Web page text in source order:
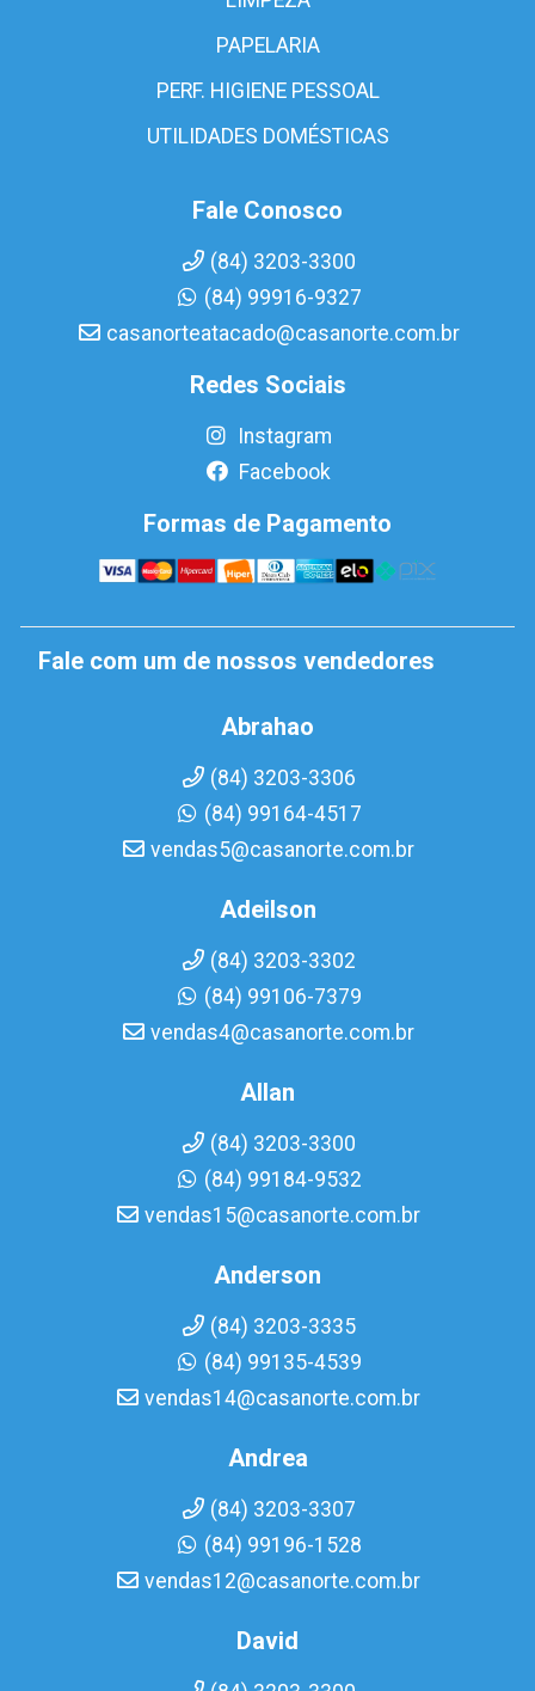
PAPELARIA
PERF. HIGIENE PESSOAL
UTILIDADES DOMÉSTICAS
Fale Conosco
(84) 3203-3300
(84) 99916-9327
casanorteatacado@casanorte.com.br
Redes Sociais
Instagram
Facebook
Formas de Pagamento
Fale com um de nossos vendedores
Abrahao
(84) 3203-3306
(84) 99164-4517
vendas5@casanorte.com.br
Adeilson
(84) 3203-3302
(84) 99106-7379
vendas4@casanorte.com.br
Allan
(84) 3203-3300
(84) 99184-9532
vendas15@casanorte.com.br
Anderson
(84) 3203-3335
(84) 99135-4539
vendas14@casanorte.com.br
Andrea
(84) 3203-3307
(84) 99196-1528
vendas12@casanorte.com.br
David